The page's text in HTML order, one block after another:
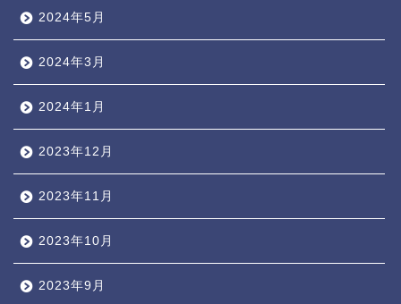
2024年5月
2024年3月
2024年1月
2023年12月
2023年11月
2023年10月
2023年9月